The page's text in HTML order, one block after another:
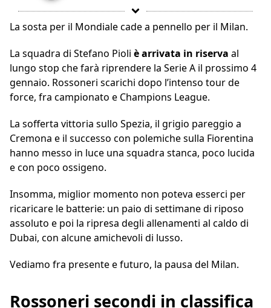
La sosta per il Mondiale cade a pennello per il Milan.
La squadra di Stefano Pioli è arrivata in riserva al
lungo stop che farà riprendere la Serie A il prossimo 4
gennaio. Rossoneri scarichi dopo l’intenso tour de
force, fra campionato e Champions League.
La sofferta vittoria sullo Spezia, il grigio pareggio a
Cremona e il successo con polemiche sulla Fiorentina
hanno messo in luce una squadra stanca, poco lucida
e con poco ossigeno.
Insomma, miglior momento non poteva esserci per
ricaricare le batterie: un paio di settimane di riposo
assoluto e poi la ripresa degli allenamenti al caldo di
Dubai, con alcune amichevoli di lusso.
Vediamo fra presente e futuro, la pausa del Milan.
Rossoneri secondi in classifica